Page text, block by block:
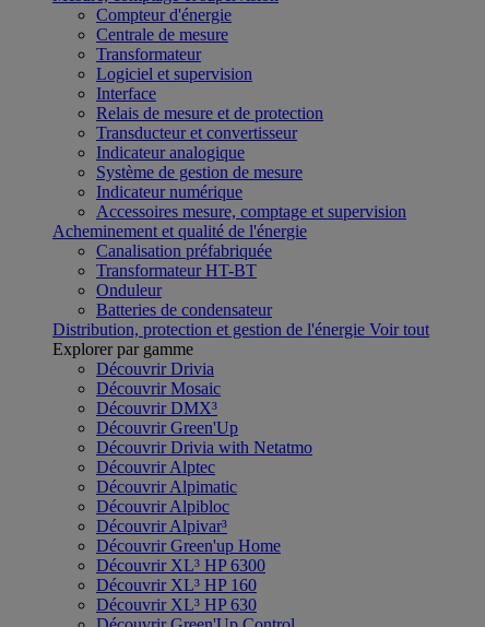
Compteur d'énergie
Centrale de mesure
Transformateur
Logiciel et supervision
Interface
Relais de mesure et de protection
Transducteur et convertisseur
Indicateur analogique
Système de gestion de mesure
Indicateur numérique
Accessoires mesure, comptage et supervision
Acheminement et qualité de l'énergie
Canalisation préfabriquée
Transformateur HT-BT
Onduleur
Batteries de condensateur
Distribution, protection et gestion de l'énergie Voir tout
Explorer par gamme
Découvrir Drivia
Découvrir Mosaic
Découvrir DMX³
Découvrir Green'Up
Découvrir Drivia with Netatmo
Découvrir Alptec
Découvrir Alpimatic
Découvrir Alpibloc
Découvrir Alpivar³
Découvrir Green'up Home
Découvrir XL³ HP 6300
Découvrir XL³ HP 160
Découvrir XL³ HP 630